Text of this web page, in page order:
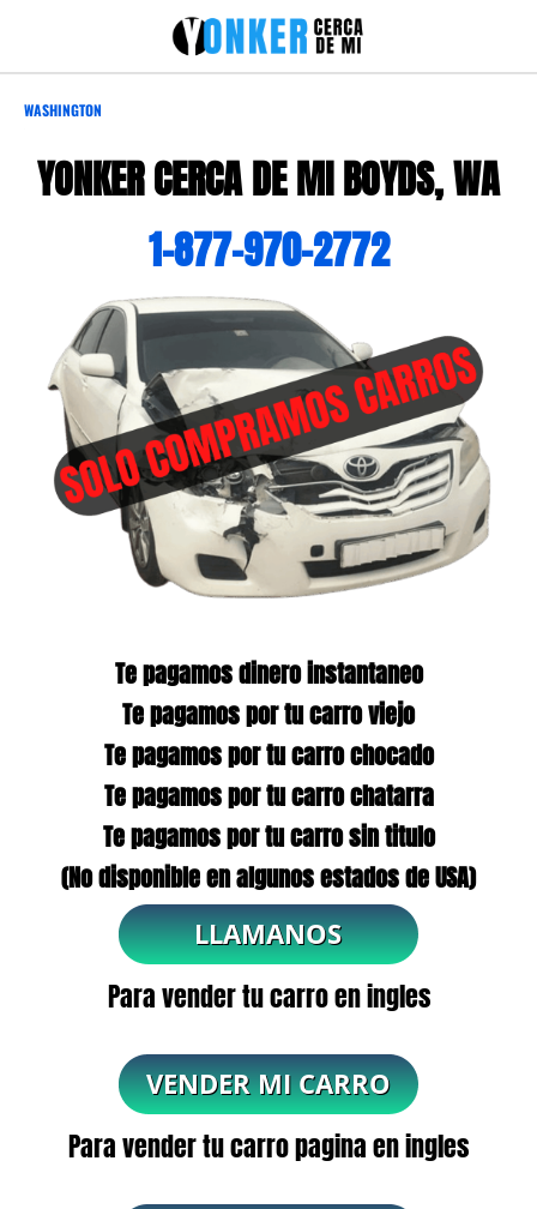
WASHINGTON
YONKER CERCA DE MI BOYDS, WA
1-877-970-2772
Te pagamos dinero instantaneo
Te pagamos por tu carro viejo
Te pagamos por tu carro chocado
Te pagamos por tu carro chatarra
Te pagamos por tu carro sin titulo
(No disponible en algunos estados de USA)
Para vender tu carro en ingles
Para vender tu carro pagina en ingles